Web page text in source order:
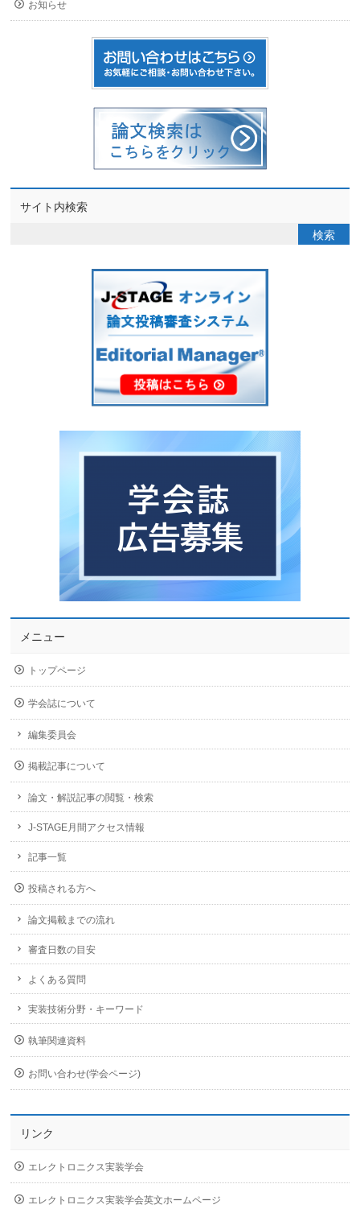
お知らせ
サイト内検索
メニュー
トップページ
学会誌について
編集委員会
掲載記事について
論文・解説記事の閲覧・検索
J-STAGE月間アクセス情報
記事一覧
投稿される方へ
論文掲載までの流れ
審査日数の目安
よくある質問
実装技術分野・キーワード
執筆関連資料
お問い合わせ(学会ページ)
リンク
エレクトロニクス実装学会
エレクトロニクス実装学会英文ホームページ